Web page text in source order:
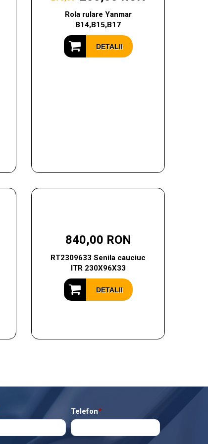
Rola rulare Yanmar
B14,B15,B17
DETALII
840,00 RON
RT2309633 Senila cauciuc
ITR 230X96X33
DETALII
*
Telefon